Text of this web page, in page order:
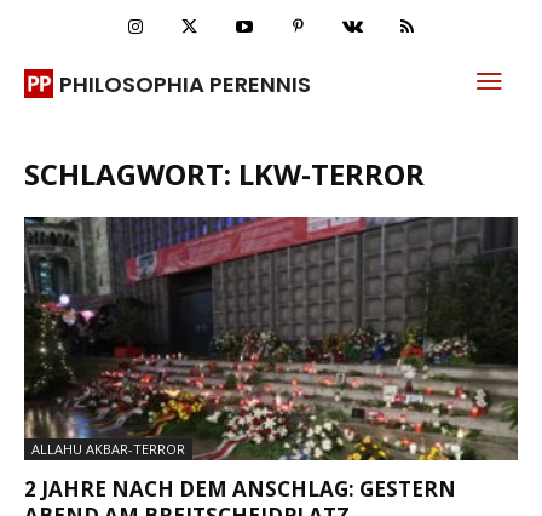
PHILOSOPHIA PERENNIS
SCHLAGWORT: LKW-TERROR
ALLAHU AKBAR-TERROR
2 JAHRE NACH DEM ANSCHLAG: GESTERN